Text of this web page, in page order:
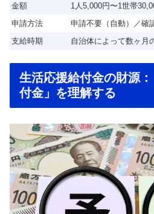
金額
1人5,000円〜1世帯
申請方法
申請不要（自動）／確
支給時期
自治体によって数ヶ月
生活応援給付金の財源
付金」を理解する